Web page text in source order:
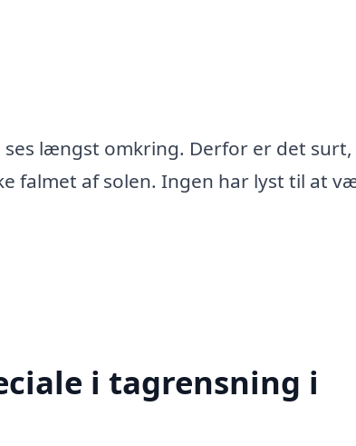
længst omkring. Derfor er det
falmet af solen. Ingen har lyst til at
i tagrensning i